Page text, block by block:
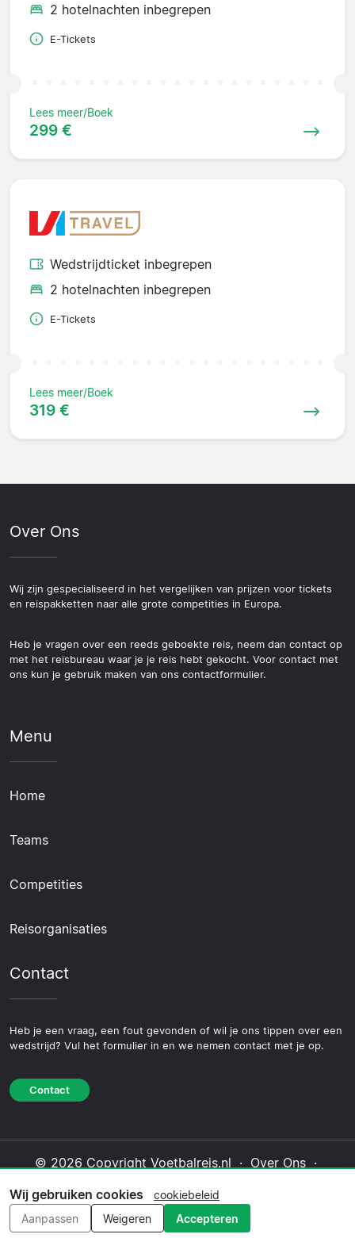
2 hotelnachten inbegrepen
E-Tickets
Lees meer/Boek
299 €
Wedstrijdticket inbegrepen
2 hotelnachten inbegrepen
E-Tickets
Lees meer/Boek
319 €
Over Ons
Wij zijn gespecialiseerd in het vergelijken van prijzen voor tickets
en reispakketten naar alle grote competities in Europa.
Heb je vragen over een reeds geboekte reis, neem dan contact op
met het reisbureau waar je je reis hebt gekocht. Voor contact met
ons kun je gebruik maken van ons contactformulier.
Menu
Home
Teams
Competities
Reisorganisaties
Contact
Heb je een vraag, een fout gevonden of wil je ons tippen over een
wedstrijd? Vul het formulier in en we nemen contact met je op.
Contact
© 2026 Copyright Voetbalreis.nl · Over Ons·
Redactioneel beleid
Wij gebruiken cookies
cookiebeleid
Aanpassen
Weigeren Accepteren